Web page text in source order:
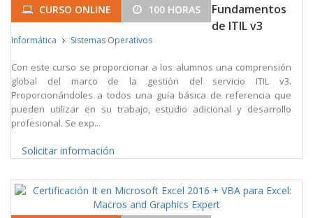
CURSO ONLINE 100 HORAS
Fundamentos
de ITIL v3
Informática Sistemas Operativos
Con este curso se proporcionar a los alumnos una comprensión
global del marco de la gestión del servicio ITIL v3.
Proporcionándoles a todos una guía básica de referencia que
pueden utilizar en su trabajo, estudio adicional y desarrollo
profesional. Se exp...
Solicitar información